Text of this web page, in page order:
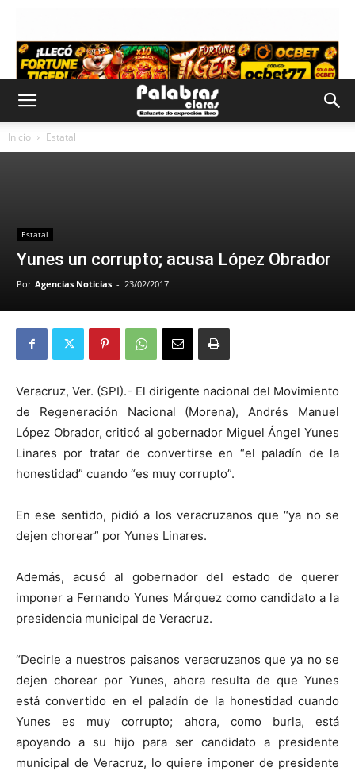
Inicio Estatal
Estatal
Yunes un corrupto; acusa López Obrador
Por Agencias Noticias - 23/02/2017
Veracruz, Ver. (SPI).- El dirigente nacional del Movimiento
de Regeneración Nacional (Morena), Andrés Manuel
López Obrador, criticó al gobernador Miguel Ángel Yunes
Linares por tratar de convertirse en “el paladín de la
honestidad” cuando “es muy corrupto”.
En ese sentido, pidió a los veracruzanos que “ya no se
dejen chorear” por Yunes Linares.
Además, acusó al gobernador del estado de querer
imponer a Fernando Yunes Márquez como candidato a la
presidencia municipal de Veracruz.
“Decirle a nuestros paisanos veracruzanos que ya no se
dejen chorear por Yunes, ahora resulta de que Yunes
está convertido en el paladín de la honestidad cuando
Yunes es muy corrupto; ahora, como burla, está
apoyando a su hijo para ser candidato a presidente
municipal de Veracruz, lo quiere imponer de presidente